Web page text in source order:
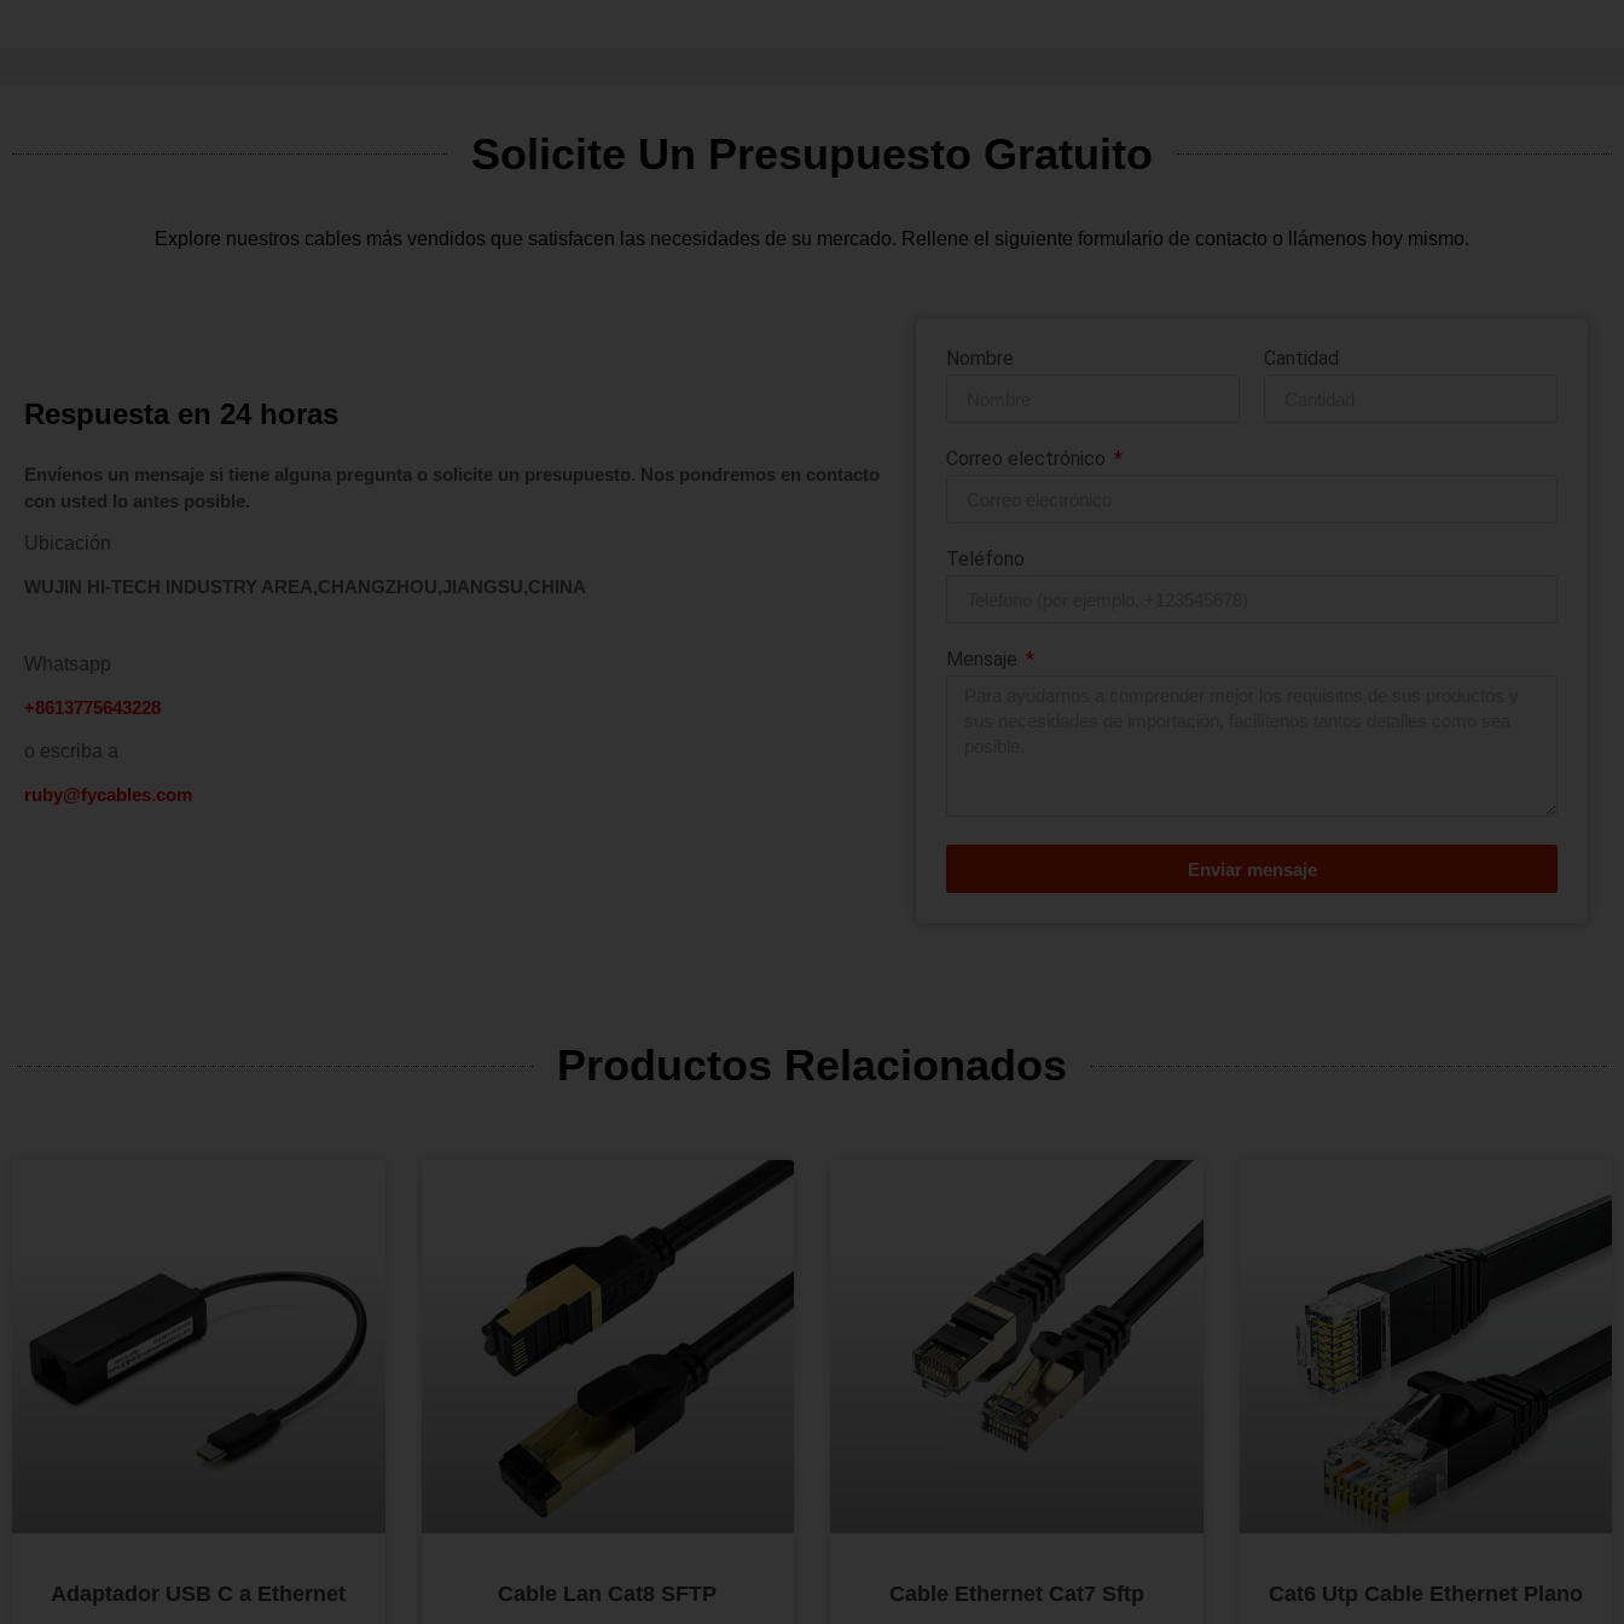
Solicite Un Presupuesto Gratuito
Explore nuestros cables más vendidos que satisfacen las necesidades de su mercado. Rellene el siguiente formulario de contacto o llámenos hoy mismo.
Respuesta en 24 horas
Envíenos un mensaje si tiene alguna pregunta o solicite un presupuesto. Nos pondremos en contacto
con usted lo antes posible.
Ubicación
WUJIN HI-TECH INDUSTRY AREA,CHANGZHOU,JIANGSU,CHINA
Whatsapp
+8613775643228
o escriba a
ruby@fycables.com
Nombre Cantidad
Correo electrónico
Teléfono
Mensaje
Enviar mensaje
Productos Relacionados
Adaptador USB C a Ethernet Cable Lan Cat8 SFTP Cable Ethernet Cat7 Sftp Cat6 Utp Cable Ethernet Plano